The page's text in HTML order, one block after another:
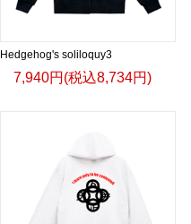
Hedgehog's soliloquy3
7,940円(税込8,734円)